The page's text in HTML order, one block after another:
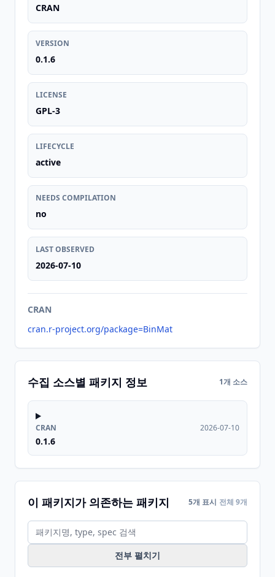
CRAN
VERSION
0.1.6
LICENSE
GPL-3
LIFECYCLE
active
NEEDS COMPILATION
no
LAST OBSERVED
2026-07-10
CRAN
cran.r-project.org/package=BinMat
수집 소스별 패키지 정보 1개 소스
CRAN
0.1.6
2026-07-10
이 패키지가 의존하는 패키지 5개 표시 전체 9개
전부 펼치기